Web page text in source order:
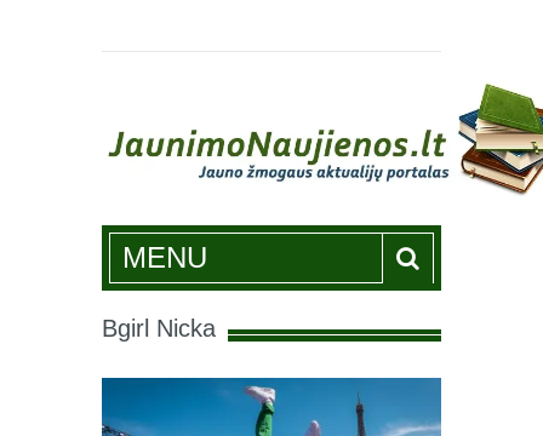
Jaunimonaujienos.lt
MENU
Bgirl Nicka